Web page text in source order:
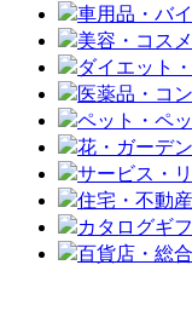
車用品・バ
美容・コス
ダイエット
医薬品・コ
ペット・ペ
花・ガーデ
サービス・
住宅・不動産
カタログギ
百貨店・総